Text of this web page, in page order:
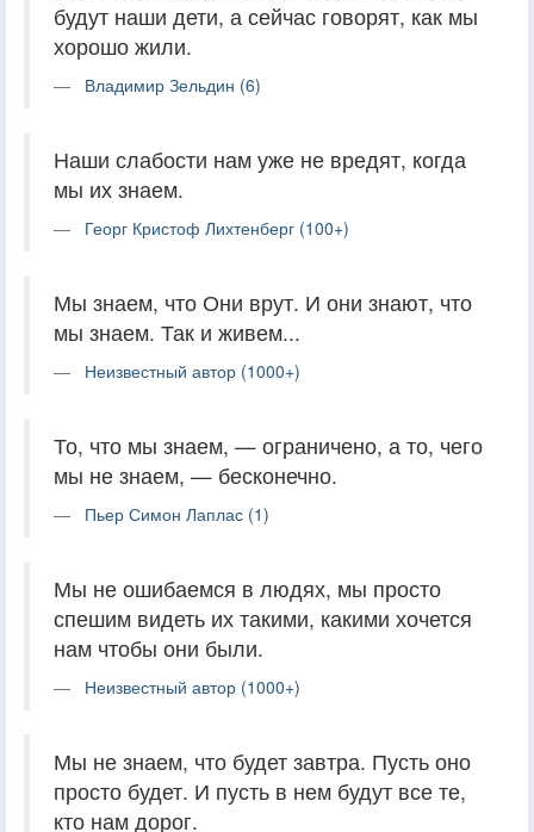
будут наши дети, а сейчас говорят, как мы
хорошо жили.
Владимир Зельдин (6)
Наши слабости нам уже не вредят, когда
мы их знаем.
Георг Кристоф Лихтенберг (100+)
Мы знаем, что Они врут. И они знают, что
мы знаем. Так и живем...
Неизвестный автор (1000+)
То, что мы знаем, — ограничено, а то, чего
мы не знаем, — бесконечно.
Пьер Симон Лаплас (1)
Мы не ошибаемся в людях, мы просто
спешим видеть их такими, какими хочется
нам чтобы они были.
Неизвестный автор (1000+)
Мы не знаем, что будет завтра. Пусть оно
просто будет. И пусть в нем будут все те,
кто нам дорог.